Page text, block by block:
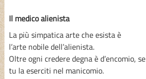
Il medico alienista
La più simpatica arte che esista è
l’arte nobile dell’alienista.
Oltre ogni credere degna è d’encomio, se
tu la eserciti nel manicomio.